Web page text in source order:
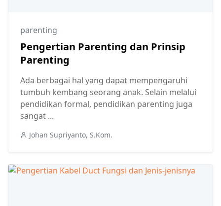
parenting
Pengertian Parenting dan Prinsip
Parenting
Ada berbagai hal yang dapat mempengaruhi
tumbuh kembang seorang anak. Selain melalui
pendidikan formal, pendidikan parenting juga
sangat ...
Johan Supriyanto, S.Kom.